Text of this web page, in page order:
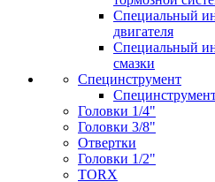
Специальный
двигателя
Специальный
смазки
Специнструмент
Головки 1/4"
Головки 3/8"
Отвертки
Головки 1/2"
TORX